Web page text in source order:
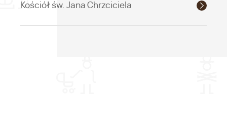
Kościół św. Jana Chrzciciela